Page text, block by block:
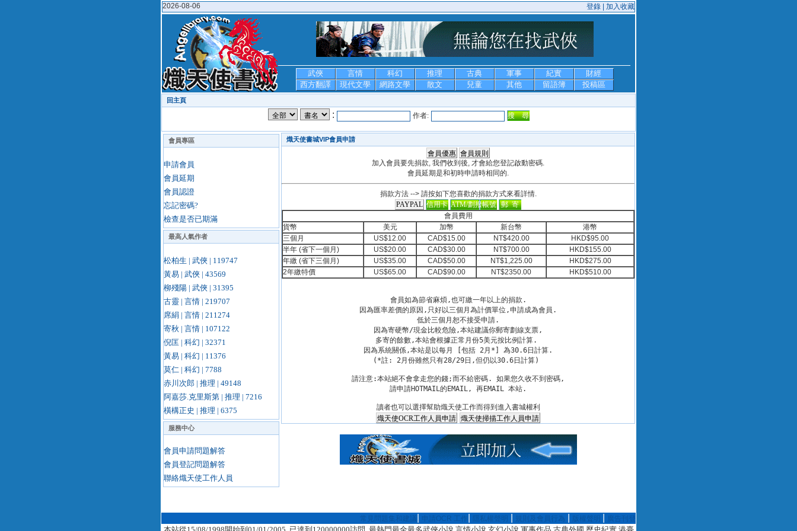
2026-08-06 登錄 | 加入收藏
武俠 言情 科幻 推理 古典 軍事 紀實
財經
西方翻譯
現代文學 網路文學 散文 兒童 其他 留語簿 投稿區
回主頁
: 作者:
會員專區
申請會員
會員延期
會員認證
忘記密碼?
檢查是否已期滿
最高人氣作者
松柏生 | 武俠 | 119747
黃易 | 武俠 | 43569
柳殘陽 | 武俠 | 31395
古靈 | 言情 | 219707
席絹 | 言情 | 211274
寄秋 | 言情 | 107122
倪匡 | 科幻 | 32371
黃易 | 科幻 | 11376
莫仁 | 科幻 | 7788
赤川次郎 | 推理 | 49148
阿嘉莎.克里斯第 | 推理 | 7216
橫構正史 | 推理 | 6375
服務中心
會員申請問題解答
會員登記問題解答
聯絡熾天使工作人員
熾天使書城VIP會員申請
加入會員要先捐款, 我們收到後, 才會給您登記啟動密碼.
會員延期是和初時申請時相同的.
捐款方法 --> 請按如下您喜歡的捐款方式來看詳情.
會員費用
貨幣
美元 加幣 新台幣
港幣
三個月
US$12.00 CAD$15.00 NT$420.00
HKD$95.00
半年 (省下一個月)
US$20.00 CAD$30.00 NT$700.00
HKD$155.00
年繳 (省下三個月)
US$35.00 CAD$50.00 NT$1,225.00
HKD$275.00
2年繳特價
US$65.00 CAD$90.00 NT$2350.00 HKD$510.00
會員如為節省麻煩,也可繳一年以上的捐款.
因為匯率差價的原因,只好以三個月為計價單位,申請成為會員.
低於三個月恕不接受申請.
因為寄硬幣/現金比較危險,本站建議你郵寄劃線支票,
多寄的餘數,本站會根據正常月份5美元按比例計算.
因為系統關係,本站是以每月 [包括 2月*] 為30.6日計算.
(*註: 2月份雖然只有28/29日,但仍以30.6日計算)
請注意:本站絕不會拿走您的錢;而不給密碼. 如果您久收不到密碼,
請申請HOTMAIL的EMAIL, 再EMAIL 本站.
常見問題集和建議 申請OCR 工作 隱私權聲明 規則及會員行為 版權聲明 廣告刊登